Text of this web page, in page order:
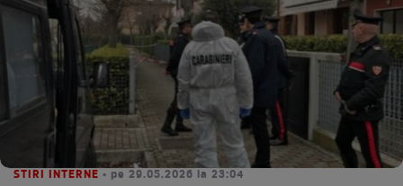
STIRI INTERNE • pe 29.05.2026 la 23:04